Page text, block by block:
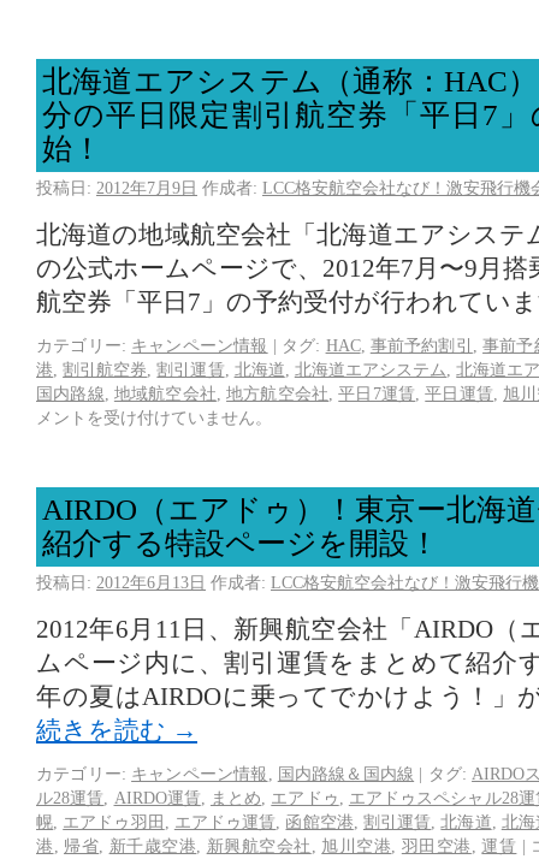
北海道エアシステム（通称：HAC
分の平日限定割引航空券「平日7
始！
投稿日: 2012年7月9日 作成者: LCC格安航空会社なび！激安飛行機
北海道の地域航空会社「北海道エアシステ
の公式ホームページで、2012年7月〜9月搭
航空券「平日7」の予約受付が行われてい
カテゴリー: キャンペーン情報 | タグ: HAC, 事前予約割引 ,事前予
港 ,割引航空券 ,割引運賃 北海道 北海道エアシステム ,北海道エ
国内路線 地域航空会社 ,地方航空会社 ,平日7運賃 ,平日運賃
旭
メントを受け付けていません。
AIRDO（エアドゥ）！東京ー北海
紹介する特設ページを開設！
投稿日: 2012年6月13日 作成者: LCC格安航空会社なび！激安飛行
2012年6月11日、新興航空会社「AIRDO（
ムページ内に、割引運賃をまとめて紹介
年の夏はAIRDOに乗ってでかけよう！」
続きを読む →
カテゴリー: キャンペーン情報 国内路線＆国内線 | タグ: AIRDO
ル28運賃
AIRDO運賃 まとめ エアドゥ
エアドゥスペシャル28運
幌 エアドゥ羽田 エアドゥ運賃 函館空港 割引運賃 ,北海道 北海
港
帰省 新千歳空港 新興航空会社 旭川空港 羽田空港 ,運賃 |